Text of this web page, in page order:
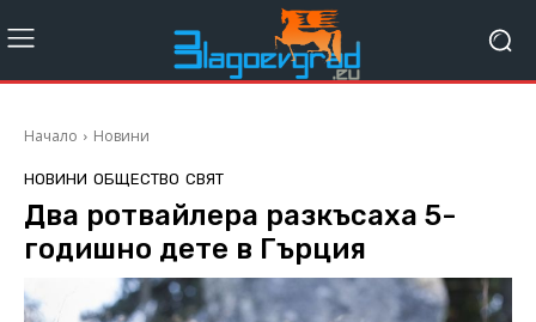
Начало Новини
НОВИНИ ОБЩЕСТВО СВЯТ
Два ротвайлера разкъсаха 5-
годишно дете в Гърция